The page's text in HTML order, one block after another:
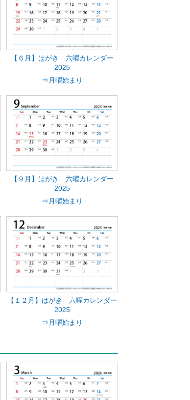
【６月】はがき 六曜カレンダー
2025
⇒月曜始まり
【９月】はがき 六曜カレンダー
2025
⇒月曜始まり
【１２月】はがき 六曜カレンダー
2025
⇒月曜始まり